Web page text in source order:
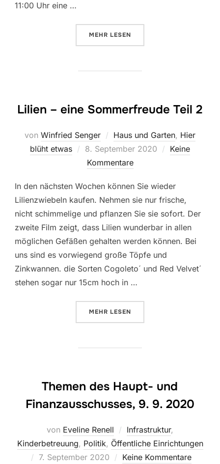
11:00 Uhr eine …
MEHR ÜBER „BUNDESWEITER
LESEN
Lilien – eine Sommerfreude Teil 2
von Winfried Senger Haus und Garten, Hier
blüht etwas
Veröffentlicht
am
8. September 2020
Keine
Kommentare
In den nächsten Wochen können Sie wieder
Lilienzwiebeln kaufen. Nehmen sie nur frische,
nicht schimmelige und pflanzen Sie sie sofort. Der
zweite Film zeigt, dass Lilien wunderbar in allen
möglichen Gefäßen gehalten werden können. Bei
uns sind es vorwiegend große Töpfe und
Zinkwannen. die Sorten Cogoleto´ und Red Velvet´
stehen sogar nur 15cm hoch in …
MEHR ÜBER „LILIEN – EINE
LESEN
Themen des Haupt- und
Finanzausschusses, 9. 9. 2020
von Eveline Renell Infrastruktur,
Kinderbetreuung, Politik, Öffentliche Einrichtungen
Veröffentlicht
7. September 2020 Keine Kommentare